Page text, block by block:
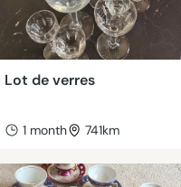
Lot de verres
1 month 741km